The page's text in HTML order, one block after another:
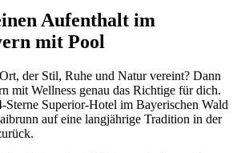
Aufenthalt im
mit Pool
der Stil, Ruhe und Natur vereint? Dann
mit Wellness genau das Richtige für dich.
Sterne Superior-Hotel im Bayerischen Wald
auf eine langjährige Tradition in der